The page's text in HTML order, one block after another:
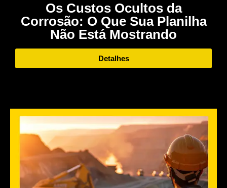
Os Custos Ocultos da
Corrosão: O Que Sua Planilha
Não Está Mostrando
Detalhes